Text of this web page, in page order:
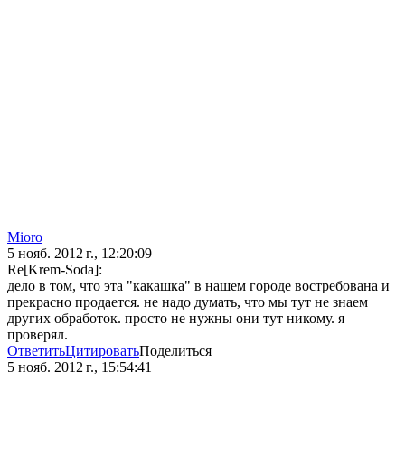
Mioro
5 нояб. 2012 г., 12:20:09
Re[Krem-Soda]:
дело в том, что эта "какашка" в нашем городе востребована и
прекрасно продается. не надо думать, что мы тут не знаем
других обработок. просто не нужны они тут никому. я
проверял.
ОтветитьЦитироватьПоделиться
5 нояб. 2012 г., 15:54:41